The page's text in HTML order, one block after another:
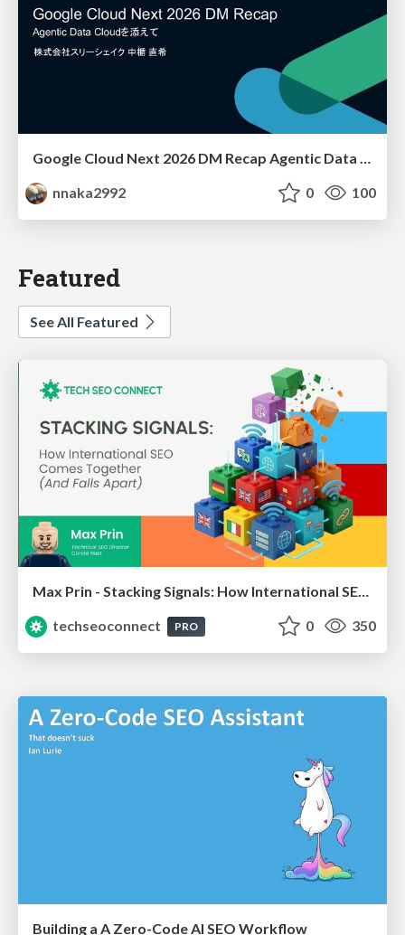
Google Cloud Next 2026 DM Recap Agentic Data Cloudを添えて / Google Cloud Next 2026 DM Recap
nnaka2992
0 100
Featured
See All Featured
Max Prin - Stacking Signals: How International SEO Comes Together (And Falls Apart)
techseoconnect
PRO 0 350
Building a A Zero-Code AI SEO Workflow